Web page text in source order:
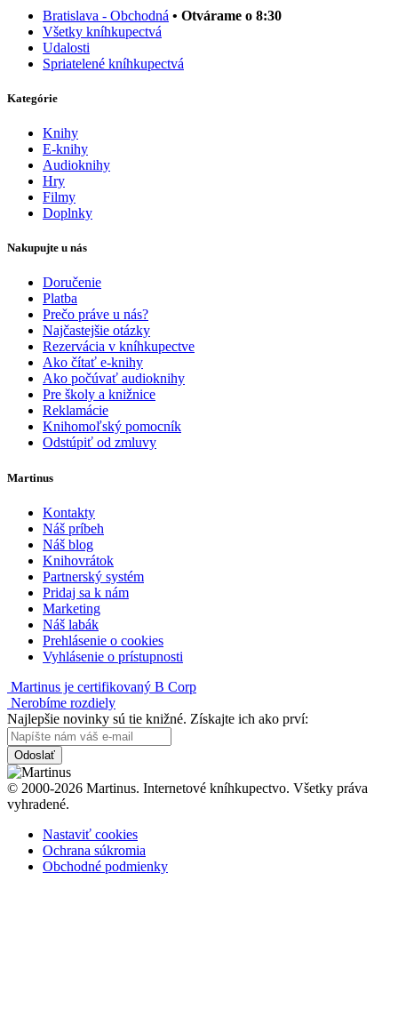
Bratislava - Obchodná • Otvárame o 8:30
Všetky kníhkupectvá
Udalosti
Spriatelené kníhkupectvá
Kategórie
Knihy
E-knihy
Audioknihy
Hry
Filmy
Doplnky
Nakupujte u nás
Doručenie
Platba
Prečo práve u nás?
Najčastejšie otázky
Rezervácia v kníhkupectve
Ako čítať e-knihy
Ako počúvať audioknihy
Pre školy a knižnice
Reklamácie
Knihomoľský pomocník
Odstúpiť od zmluvy
Martinus
Kontakty
Náš príbeh
Náš blog
Knihovrátok
Partnerský systém
Pridaj sa k nám
Marketing
Náš labák
Prehlásenie o cookies
Vyhlásenie o prístupnosti
Martinus je certifikovaný B Corp
Nerobíme rozdiely
Najlepšie novinky sú tie knižné. Získajte ich ako prví:
Odoslať
© 2000-2026 Martinus. Internetové kníhkupectvo. Všetky práva
vyhradené.
Nastaviť cookies
Ochrana súkromia
Obchodné podmienky